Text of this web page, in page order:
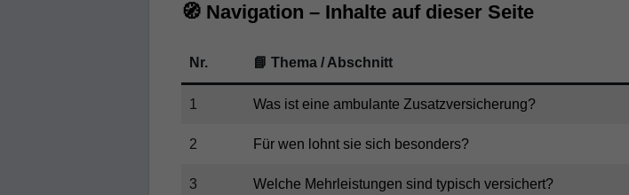
🧭 Navigation – Inhalte auf dieser Seite
Nr. 📘 Thema / Abschnitt
1 Was ist eine ambulante Zusatzversicherung?
2 Für wen lohnt sie sich besonders?
3 Welche Mehrleistungen sind typisch versichert?